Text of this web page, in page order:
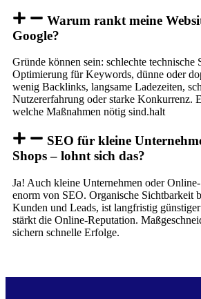
Warum rankt meine
Google?
Gründe können sein: schlechte technische
Optimierung für Keywords, dünne oder
wenig Backlinks, langsame Ladezeiten,
Nutzererfahrung oder starke Konkurrenz.
welche Maßnahmen nötig sind.halt
SEO für kleine
Shops – lohnt sich das?
Ja! Auch kleine Unternehmen oder
enorm von SEO. Organische Sichtbarkeit
Kunden und Leads, ist langfristig
stärkt die Online-Reputation.
sichern schnelle Erfolge.